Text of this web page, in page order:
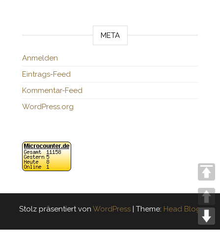
META
Anmelden
Eintrags-Feed
Kommentar-Feed
WordPress.org
Stolz präsentiert von WordPress | Theme: Head Blog